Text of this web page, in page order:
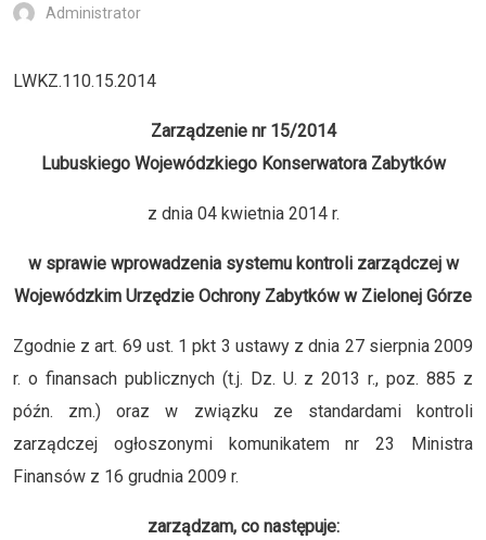
Administrator
LWKZ.110.15.2014
Zarządzenie nr 15/2014
Lubuskiego Wojewódzkiego Konserwatora Zabytków
z dnia 04 kwietnia 2014 r.
w sprawie wprowadzenia systemu kontroli zarządczej w
Wojewódzkim Urzędzie Ochrony Zabytków w Zielonej Górze
Zgodnie z art. 69 ust. 1 pkt 3 ustawy z dnia 27 sierpnia 2009
r. o finansach publicznych (t.j. Dz. U. z 2013 r., poz. 885 z
późn. zm.) oraz w związku ze standardami kontroli
zarządczej ogłoszonymi komunikatem nr 23 Ministra
Finansów z 16 grudnia 2009 r.
zarządzam, co następuje: